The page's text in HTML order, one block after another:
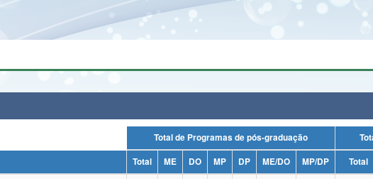
Ministério do Desenvolvimento
Regional e dos Direitos Humanos
Advocacia-Geral da União Banco Central do Brasil Planalto
Total de Programas de pós-graduação
Total ME DO MP DP ME/DO MP/DP Total